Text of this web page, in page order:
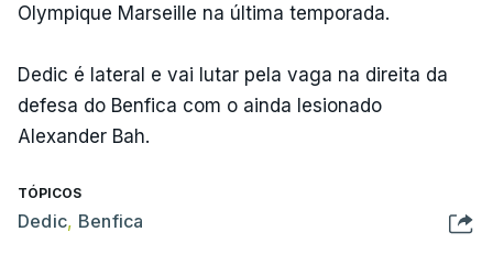
Olympique Marseille na última temporada.
Dedic é lateral e vai lutar pela vaga na direita da
defesa do Benfica com o ainda lesionado
Alexander Bah.
TÓPICOS
Dedic, Benfica